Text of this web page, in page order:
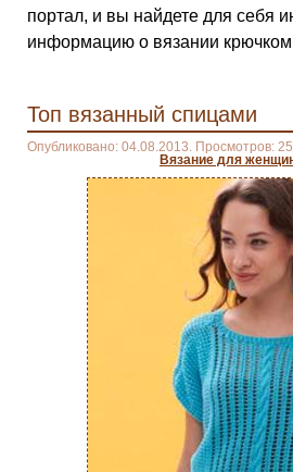
портал, и вы найдете для себя
информацию о вязании
Топ вязанный спицами
Опубликовано: 04.08.2013. Просмотров:
Вязание для